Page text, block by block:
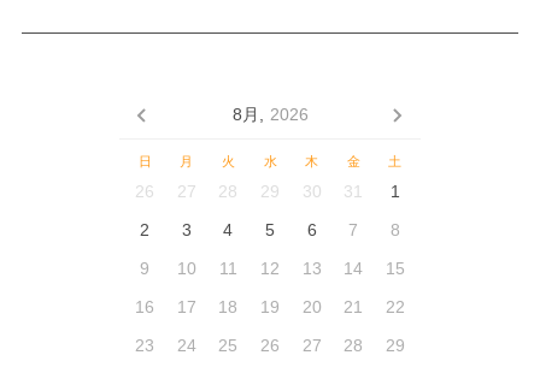
8月, 2026
日 月 火 水 木 金 土
26 27 28 29 30 31
1
2
3 4 5 6 7
8
9
10 11 12 13 14
15
16
17 18 19 20 21
22
23
24 25 26 27 28 29